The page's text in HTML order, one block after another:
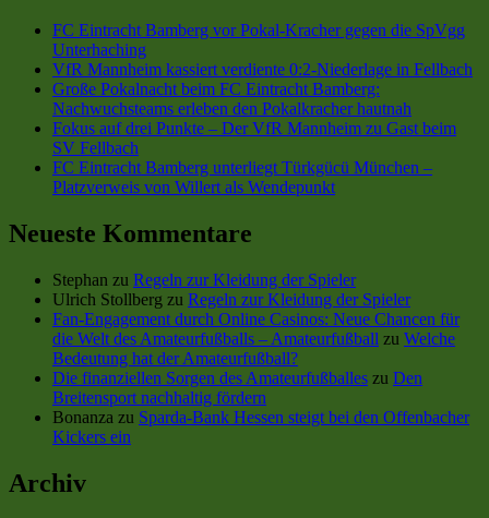
FC Eintracht Bamberg vor Pokal-Kracher gegen die SpVgg
Unterhaching
VfR Mannheim kassiert verdiente 0:2-Niederlage in Fellbach
Große Pokalnacht beim FC Eintracht Bamberg:
Nachwuchsteams erleben den Pokalkracher hautnah
Fokus auf drei Punkte – Der VfR Mannheim zu Gast beim
SV Fellbach
FC Eintracht Bamberg unterliegt Türkgücü München –
Platzverweis von Willert als Wendepunkt
Neueste Kommentare
Stephan zu Regeln zur Kleidung der Spieler
Ulrich Stollberg zu Regeln zur Kleidung der Spieler
Fan-Engagement durch Online Casinos: Neue Chancen für
die Welt des Amateurfußballs – Amateurfußball zu Welche
Bedeutung hat der Amateurfußball?
Die finanziellen Sorgen des Amateurfußballes zu Den
Breitensport nachhaltig fördern
Bonanza zu Sparda-Bank Hessen steigt bei den Offenbacher
Kickers ein
Archiv